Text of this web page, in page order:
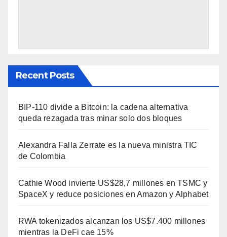
Recent Posts
BIP-110 divide a Bitcoin: la cadena alternativa
queda rezagada tras minar solo dos bloques
Alexandra Falla Zerrate es la nueva ministra TIC
de Colombia
Cathie Wood invierte US$28,7 millones en TSMC y
SpaceX y reduce posiciones en Amazon y Alphabet
RWA tokenizados alcanzan los US$7.400 millones
mientras la DeFi cae 15%